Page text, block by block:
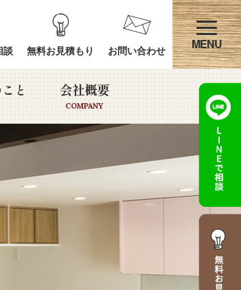
談 無料お見積もり お問い合わせ
と 会社概要
COMPANY